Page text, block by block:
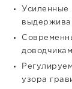
Усиленные
узора